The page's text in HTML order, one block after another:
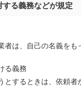
する義務などが規定
者は、自己の名義をも
る義務
とするときは、依頼者